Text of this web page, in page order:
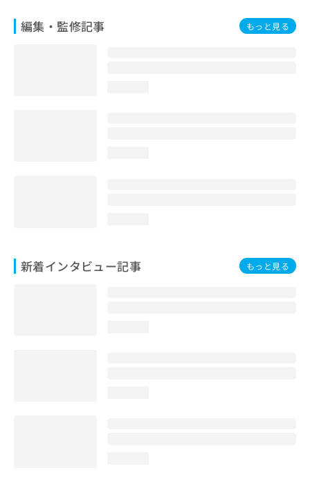
編集・監修記事 もっと見る
新着インタビュー記事 もっと見る